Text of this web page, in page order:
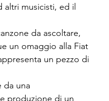
musicisti, ed il
da ascoltare,
un omaggio alla Fiat
un pezzo di
da una
produzione di un